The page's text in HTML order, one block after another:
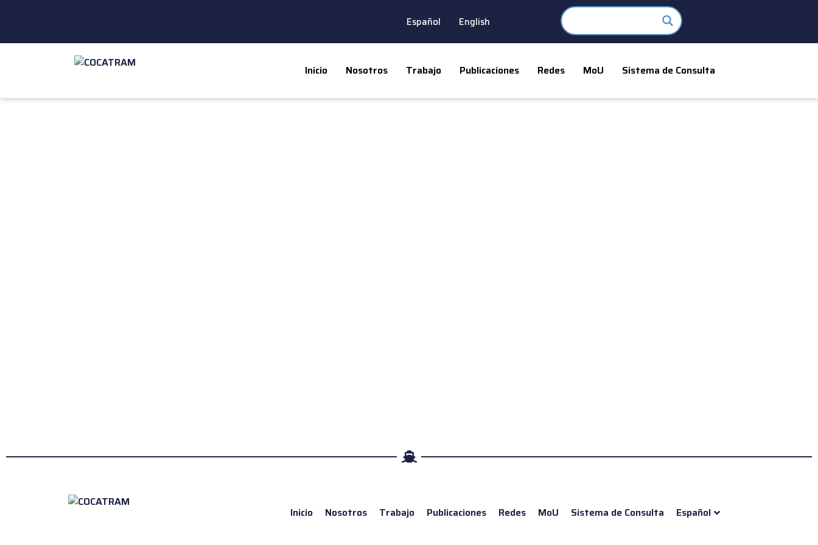
Español English
Inicio Nosotros Trabajo Publicaciones Redes MoU Sistema de Consulta
Inicio Nosotros Trabajo Publicaciones Redes MoU Sistema de Consulta Español